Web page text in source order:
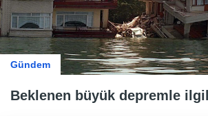
Gündem
Beklenen büyük depremle